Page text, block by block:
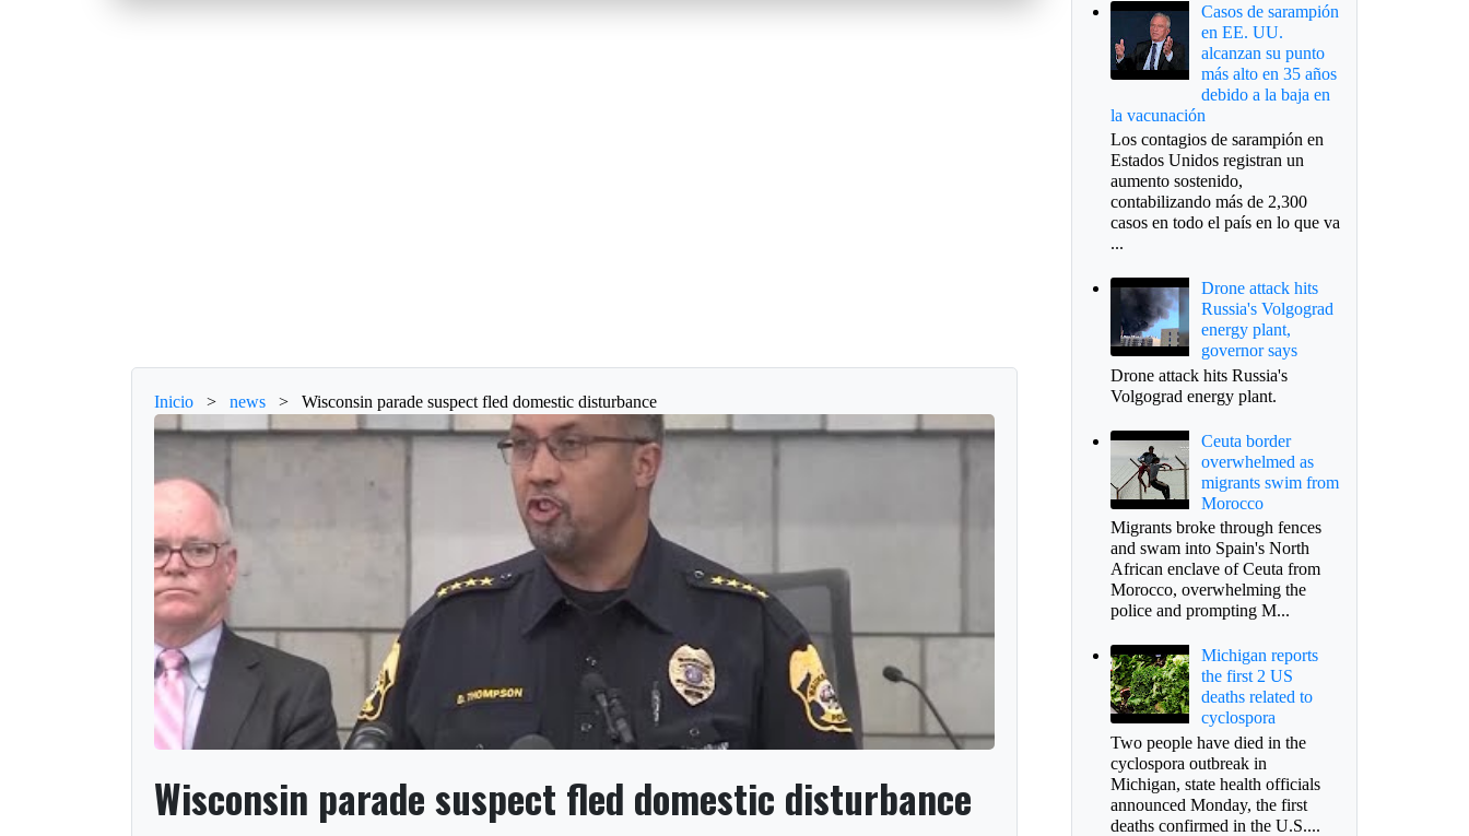
Inicio > news > Wisconsin parade suspect fled domestic disturbance
Wisconsin parade suspect fled domestic disturbance
Casos de sarampión
en EE. UU.
alcanzan su punto
más alto en 35 años
debido a la baja en
la vacunación
Los contagios de sarampión en
Estados Unidos registran un
aumento sostenido,
contabilizando más de 2,300
casos en todo el país en lo que va
...
Drone attack hits
Russia's Volgograd
energy plant,
governor says
Drone attack hits Russia's
Volgograd energy plant.
Ceuta border
overwhelmed as
migrants swim from
Morocco
Migrants broke through fences
and swam into Spain's North
African enclave of Ceuta from
Morocco, overwhelming the
police and prompting M...
Michigan reports
the first 2 US
deaths related to
cyclospora
Two people have died in the
cyclospora outbreak in
Michigan, state health officials
announced Monday, the first
deaths confirmed in the U.S....